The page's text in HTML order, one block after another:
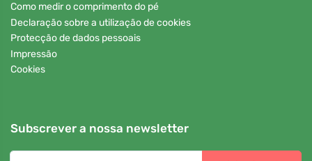
Como medir o comprimento do pé
Declaração sobre a utilização de cookies
Protecção de dados pessoais
Impressão
Cookies
Subscrever a nossa newsletter